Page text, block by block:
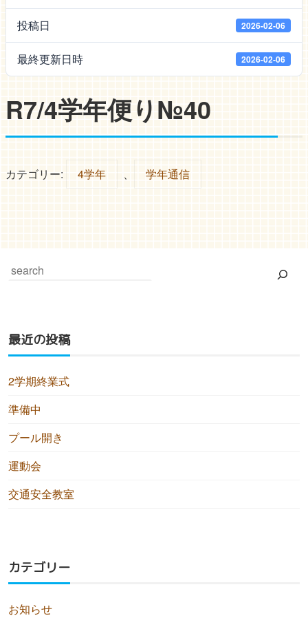
投稿日 2026-02-06
最終更新日時 2026-02-06
R7/4学年便り№40
カテゴリー: 4学年 、 学年通信
最近の投稿
2学期終業式
準備中
プール開き
運動会
交通安全教室
カテゴリー
お知らせ